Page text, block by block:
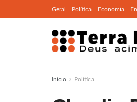
Geral Política Economia
Início Política